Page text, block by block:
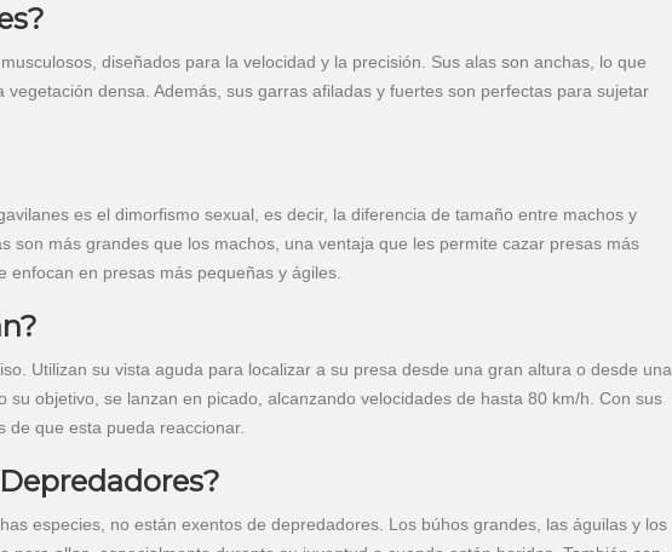
diseñados para la velocidad y la precisión. Sus alas son anchas, lo que
densa. Además, sus garras afiladas y fuertes son perfectas para sujetar
es el dimorfismo sexual, es decir, la diferencia de tamaño entre machos y
son más grandes que los machos, una ventaja que les permite cazar presas más
en presas más pequeñas y ágiles.
Utilizan su vista aguda para localizar a su presa desde una gran altura o desde una
su objetivo, se lanzan en picado, alcanzando velocidades de hasta 80 km/h. Con sus
que esta pueda reaccionar.
especies, no están exentos de depredadores. Los búhos grandes, las águilas y los